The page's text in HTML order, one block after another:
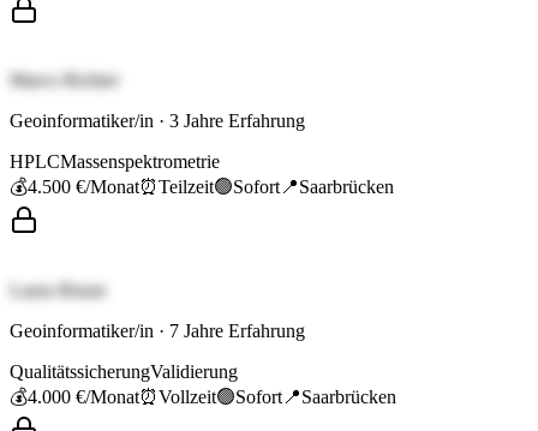
Marco Richter
Geoinformatiker/in · 3 Jahre Erfahrung
HPLCMassenspektrometrie
💰4.500 €/Monat⏰Teilzeit🟢Sofort 📍Saarbrücken
Laura Braun
Geoinformatiker/in · 7 Jahre Erfahrung
QualitätssicherungValidierung
💰4.000 €/Monat⏰Vollzeit🟢Sofort 📍Saarbrücken